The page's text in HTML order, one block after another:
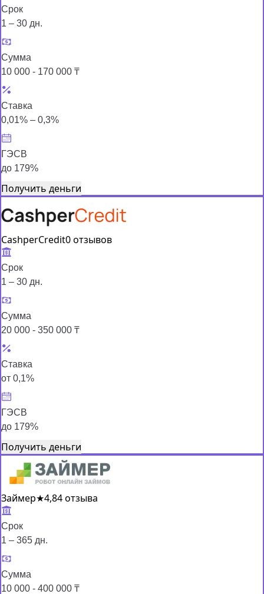
Срок
1 – 30 дн.
Сумма
10 000 - 170 000 ₸
Ставка
0,01% – 0,3%
ГЭСВ
до 179%
Получить деньги
CashperCredit0 отзывов
Срок
1 – 30 дн.
Сумма
20 000 - 350 000 ₸
Ставка
от 0,1%
ГЭСВ
до 179%
Получить деньги
Займер★4,84 отзыва
Срок
1 – 365 дн.
Сумма
10 000 - 400 000 ₸